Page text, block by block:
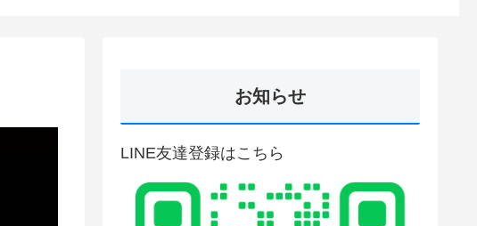
お知らせ
LINE友達登録はこちら